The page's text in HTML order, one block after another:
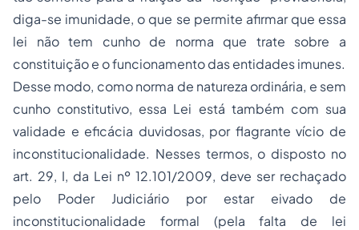
diga-se imunidade, o que se permite afirmar que essa
lei não tem cunho de norma que trate sobre a
constituição e o funcionamento das entidades imunes.
Desse modo, como norma de natureza ordinária, e sem
cunho constitutivo, essa Lei está também com sua
validade e eficácia duvidosas, por flagrante vício de
inconstitucionalidade. Nesses termos, o disposto no
art. 29, I, da Lei nº 12.101/2009, deve ser rechaçado
pelo Poder Judiciário por estar eivado de
inconstitucionalidade formal (pela falta de lei